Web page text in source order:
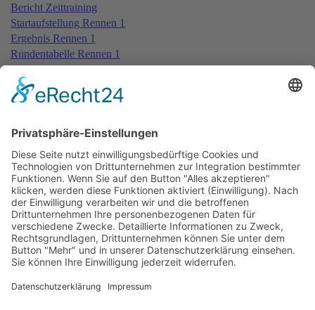
Bericht Zeittraining
Startaufstellung Rennen 1
Ergebnis Rennen 1
Rundentabelle Rennen 1
Bericht Rennen 1
Ergebnis Zeittraining 2nd Gruppe A
Startaufstellung Rennen 2
Rundentabelle Rennen 2
Bericht Rennen 2
Startaufstellung Rennen 3
Ergebnis Rennen 3
Rundentabelle Rennen 3
Bericht Rennen 3
Impressum